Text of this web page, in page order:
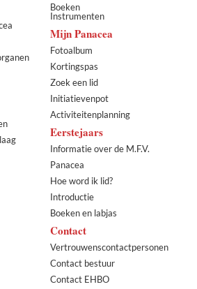
Boeken
Instrumenten
Mijn Panacea
Fotoalbum
Kortingspas
Zoek een lid
Initiatievenpot
Activiteitenplanning
Eerstejaars
Informatie over de M.F.V.
Panacea
Hoe word ik lid?
Introductie
Boeken en labjas
Contact
Vertrouwenscontactpersonen
Contact bestuur
Contact EHBO